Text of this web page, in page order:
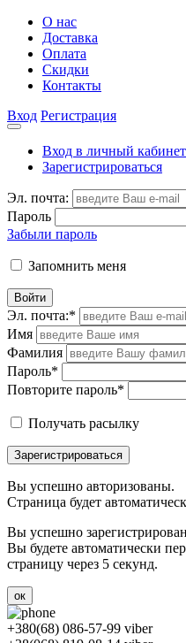
О нас
Доставка
Оплата
Скидки
Контакты
Вход Регистрация
Вход в личный кабинет
Зарегистрироваться
Эл. почта:
Пароль
Забыли пароль
Запомнить меня
Войти
Эл. почта:*
Имя
Фамилия
Пароль*
Повторите пароль*
Получать расылку
Зарегистрироваться
Вы успешно авторизованы.
Страница будет
Вы успешно
Вы будете автоматически
страницу через 5 секунд.
ок
+380(68) 086-57-99 viber